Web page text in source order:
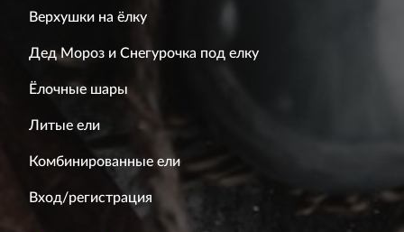
Верхушки на ёлку
Дед Мороз и Снегурочка под елку
Ёлочные шары
Литые ели
Комбинированные ели
Вход/регистрация